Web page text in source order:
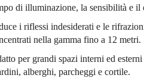
di illuminazione, la sensibilità e il
i riflessi indesiderati e le
nella gamma fino a 12 metri.
per grandi spazi interni ed
alberghi, parcheggi e cortile.